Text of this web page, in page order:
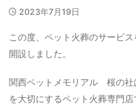
2023年7月19日
この度、ペット火葬のサービ
開設しました。
関西ペットメモリアル 桜の社
を大切にするペット火葬専門店